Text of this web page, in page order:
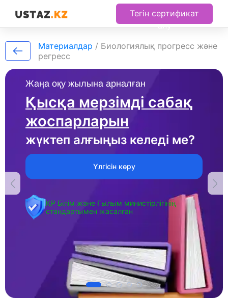
Тегін сертификат
алу
Жаңа оқу жылына арналған
Қысқа мерзімді сабақ
жоспарларын
жүктеп алғыңыз келеді ме?
Үлгісін көру
ҚР Білім және Ғылым министірлігінің
стандартымен жасалған
Материалдар / Биологиялық прогресс және
регресс